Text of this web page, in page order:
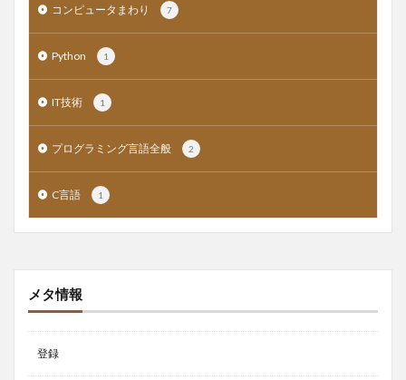
コンピュータまわり 7
Python 1
IT技術 1
プログラミング言語全般 2
C言語 1
メタ情報
登録